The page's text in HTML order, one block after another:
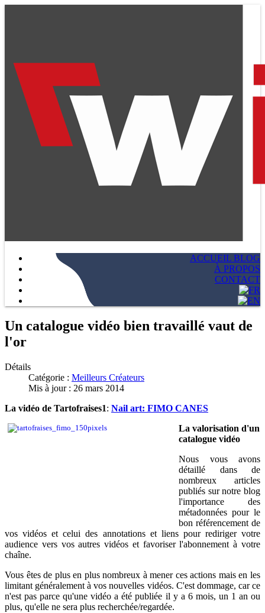
ACCUEIL BLOG
À PROPOS
CONTACT
Un catalogue vidéo bien travaillé vaut de
l'or
Détails
Catégorie : Meilleurs Créateurs
Mis à jour : 26 mars 2014
La vidéo de Tartofraises1: Nail art: FIMO CANES
La valorisation d'un
catalogue vidéo
Nous vous avons
détaillé dans de
nombreux articles
publiés sur notre blog
l'importance des
métadonnées pour le
bon référencement de
vos vidéos et celui des annotations et liens pour rediriger votre
audience vers vos autres vidéos et favoriser l'abonnement à votre
chaîne.
Vous êtes de plus en plus nombreux à mener ces actions mais en les
limitant généralement à vos nouvelles vidéos. C'est dommage, car ce
n'est pas parce qu'une vidéo a été publiée il y a 6 mois, un 1 an ou
plus, qu'elle ne sera plus recherchée/regardée.